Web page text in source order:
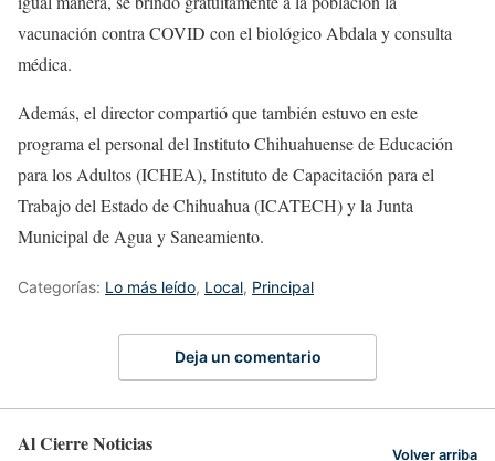
vacunación contra COVID con el biológico Abdala y consulta
médica.
Además, el director compartió que también estuvo en este
programa el personal del Instituto Chihuahuense de Educación
para los Adultos (ICHEA), Instituto de Capacitación para el
Trabajo del Estado de Chihuahua (ICATECH) y la Junta
Municipal de Agua y Saneamiento.
Categorías: Lo más leído, Local, Principal
Deja un comentario
Al Cierre Noticias Volver arriba